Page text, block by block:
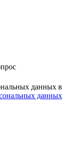
данных в
данных